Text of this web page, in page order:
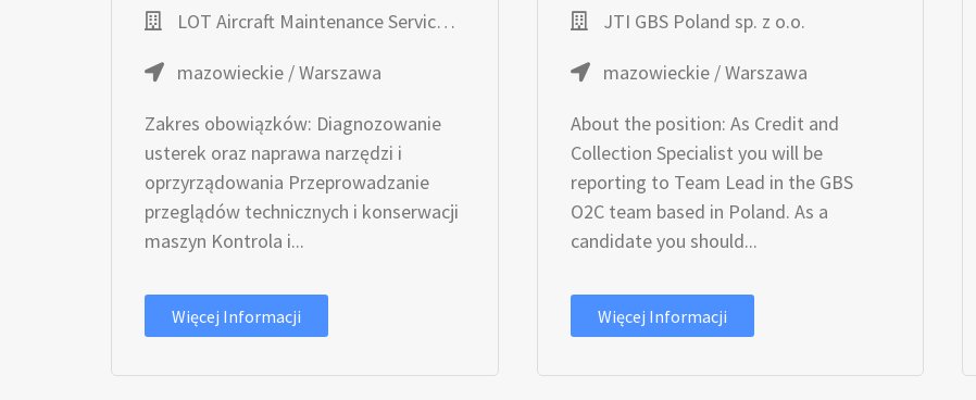
LOT Aircraft Maintenance Services Sp. z o.o.
mazowieckie / Warszawa
Zakres obowiązków: Diagnozowanie
usterek oraz naprawa narzędzi i
oprzyrządowania Przeprowadzanie
przeglądów technicznych i konserwacji
maszyn Kontrola i...
Więcej Informacji
JTI GBS Poland sp. z o.o.
mazowieckie / Warszawa
About the position: As Credit and
Collection Specialist you will be
reporting to Team Lead in the GBS
O2C team based in Poland. As a
candidate you should...
Więcej Informacji